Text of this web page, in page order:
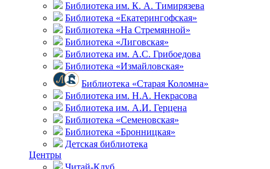
Библиотека им. К. А. Тимирязева
Библиотека «Екатерингофская»
Библиотека «На Стремянной»
Библиотека «Лиговская»
Библиотека им. А.С. Грибоедова
Библиотека «Измайловская»
Библиотека «Старая Коломна»
Библиотека им. Н.А. Некрасова
Библиотека им. А.И. Герцена
Библиотека «Семеновская»
Библиотека «Бронницкая»
Детская библиотека
Центры
Читай-Клуб